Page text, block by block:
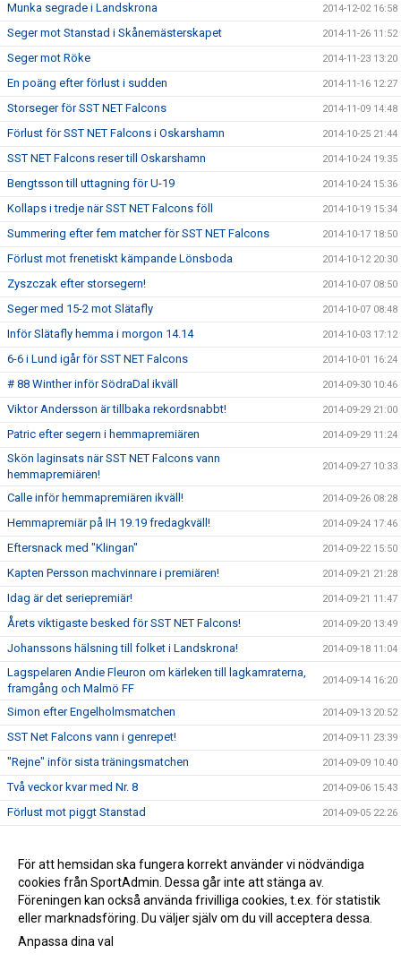
Munka segrade i Landskrona 2014-12-02 16:58
Seger mot Stanstad i Skånemästerskapet 2014-11-26 11:52
Seger mot Röke 2014-11-23 13:20
En poäng efter förlust i sudden 2014-11-16 12:27
Storseger för SST NET Falcons 2014-11-09 14:48
Förlust för SST NET Falcons i Oskarshamn 2014-10-25 21:44
SST NET Falcons reser till Oskarshamn 2014-10-24 19:35
Bengtsson till uttagning för U-19 2014-10-24 15:36
Kollaps i tredje när SST NET Falcons föll 2014-10-19 15:34
Summering efter fem matcher för SST NET Falcons 2014-10-17 18:50
Förlust mot frenetiskt kämpande Lönsboda 2014-10-12 20:30
Zyszczak efter storsegern! 2014-10-07 08:50
Seger med 15-2 mot Slätafly 2014-10-07 08:48
Inför Slätafly hemma i morgon 14.14 2014-10-03 17:12
6-6 i Lund igår för SST NET Falcons 2014-10-01 16:24
# 88 Winther inför SödraDal ikväll 2014-09-30 10:46
Viktor Andersson är tillbaka rekordsnabbt! 2014-09-29 21:00
Patric efter segern i hemmapremiären 2014-09-29 11:24
Skön laginsats när SST NET Falcons vann
hemmapremiären!
2014-09-27 10:33
Calle inför hemmapremiären ikväll! 2014-09-26 08:28
Hemmapremiär på IH 19.19 fredagkväll! 2014-09-24 17:46
Eftersnack med "Klingan" 2014-09-22 15:50
Kapten Persson machvinnare i premiären! 2014-09-21 21:28
Idag är det seriepremiär! 2014-09-21 11:47
Årets viktigaste besked för SST NET Falcons! 2014-09-20 13:49
Johanssons hälsning till folket i Landskrona! 2014-09-18 11:04
Lagspelaren Andie Fleuron om kärleken till lagkamraterna,
framgång och Malmö FF
2014-09-14 16:20
Simon efter Engelholmsmatchen 2014-09-13 20:52
SST Net Falcons vann i genrepet! 2014-09-11 23:39
"Rejne" inför sista träningsmatchen 2014-09-09 10:40
Två veckor kvar med Nr. 8 2014-09-06 15:43
Förlust mot piggt Stanstad 2014-09-05 22:26
Persson och Lind nya kaptener 2014-08-24 21:38
Herrarna till Mullsjö 2014-08-22 11:17
För att hemsidan ska fungera korrekt använder vi nödvändiga
cookies från SportAdmin. Dessa går inte att stänga av.
Föreningen kan också använda frivilliga cookies, t.ex. för statistik
eller marknadsföring. Du väljer själv om du vill acceptera dessa.
Anpassa dina val